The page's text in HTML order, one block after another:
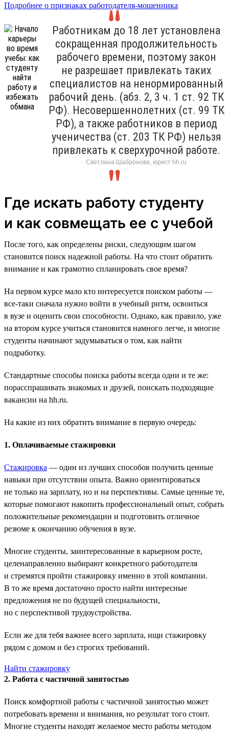
Подробнее о признаках работодателя-мошенника
Работникам до 18 лет установлена
сокращенная продолжительность
рабочего времени, поэтому закон
не разрешает привлекать таких
специалистов на ненормированный
рабочий день. (абз. 2, 3 ч. 1 ст. 92 ТК
РФ). Несовершеннолетних (ст. 99 ТК
РФ), а также работников в период
ученичества (ст. 203 ТК РФ) нельзя
привлекать к сверхурочной работе.
Светлана Шабронова, юрист hh.ru
Где искать работу студенту
и как совмещать ее с учебой
После того, как определены риски, следующим шагом
становится поиск надежной работы. На что стоит обратить
внимание и как грамотно спланировать свое время?
На первом курсе мало кто интересуется поиском работы —
все-таки сначала нужно войти в учебный ритм, освоиться
в вузе и оценить свои способности. Однако, как правило, уже
на втором курсе учиться становится намного легче, и многие
студенты начинают задумываться о том, как найти
подработку.
Стандартные способы поиска работы всегда одни и те же:
порасспрашивать знакомых и друзей, поискать подходящие
вакансии на hh.ru.
На какие из них обратить внимание в первую очередь:
1. Оплачиваемые стажировки
Стажировка — один из лучших способов получить ценные
навыки при отсутствии опыта. Важно ориентироваться
не только на зарплату, но и на перспективы. Самые ценные те,
которые помогают накопить профессиональный опыт, собрать
положительные рекомендации и подготовить отличное
резюме к окончанию обучения в вузе.
Многие студенты, заинтересованные в карьерном росте,
целенаправленно выбирают конкретного работодателя
и стремятся пройти стажировку именно в этой компании.
В то же время достаточно просто найти интересные
предложения не по будущей специальности,
но с перспективой трудоустройства.
Если же для тебя важнее всего зарплата, ищи стажировку
рядом с домом и без строгих требований.
Найти стажировку
2. Работа с частичной занятостью
Поиск комфортной работы с частичной занятостью может
потребовать времени и внимания, но результат того стоит.
Многие студенты находят желаемое место работы методом